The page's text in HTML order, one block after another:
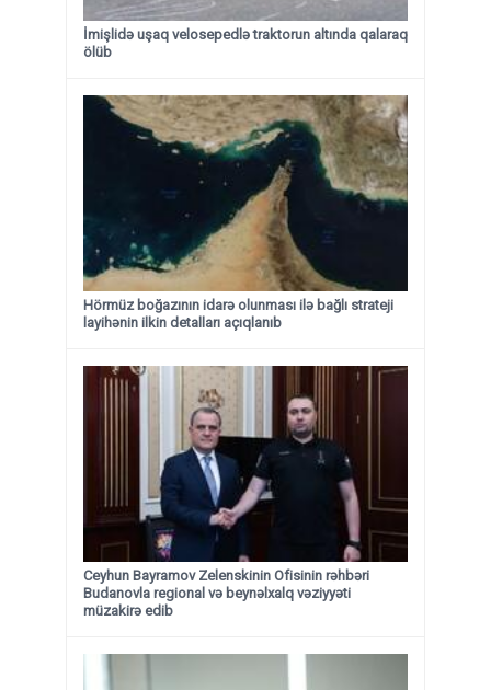
İmişlidə uşaq velosepedlə traktorun altında qalaraq
ölüb
Hörmüz boğazının idarə olunması ilə bağlı strateji
layihənin ilkin detalları açıqlanıb
Ceyhun Bayramov Zelenskinin Ofisinin rəhbəri
Budanovla regional və beynəlxalq vəziyyəti
müzakirə edib